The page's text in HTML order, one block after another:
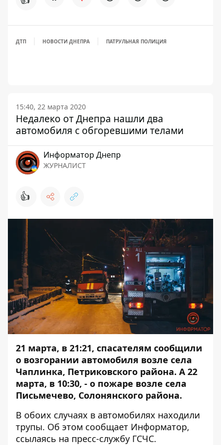
ДТП НОВОСТИ ДНЕПРА ПАТРУЛЬНАЯ ПОЛИЦИЯ
15:40, 22 марта 2020
Недалеко от Днепра нашли два
автомобиля с обгоревшими телами
Информатор Днепр
ЖУРНАЛИСТ
👍
21 марта, в 21:21, спасателям сообщили
о возгорании автомобиля возле села
Чаплинка, Петриковского района. А 22
марта, в 10:30, - о пожаре возле села
Письмечево, Солонянского района.
В обоих случаях в автомобилях находили
трупы. Об этом сообщает Информатор,
ссылаясь на пресс-службу ГСЧС.